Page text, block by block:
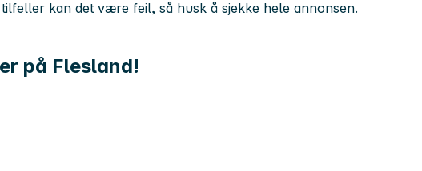
på Flesland!
kan det være feil, så husk å sjekke hele annonsen.